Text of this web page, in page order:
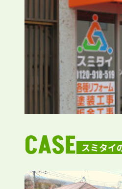
スミタイ
CASE